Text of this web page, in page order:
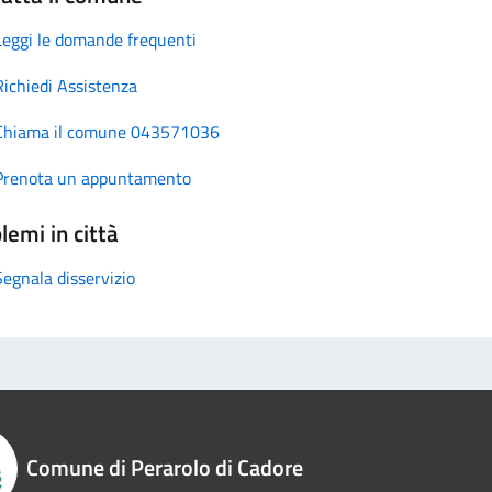
le domande frequenti
Assistenza
il comune 043571036
un appuntamento
in città
disservizio
Comune di Perarolo di Cadore